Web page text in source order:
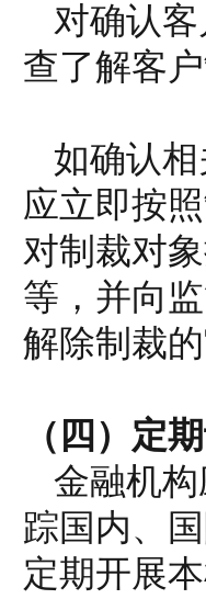
对确认
查了解客
如确认
应立即按
对制裁对
等，并向
解除制裁
（四）定
金融机
踪国内、
定期开展